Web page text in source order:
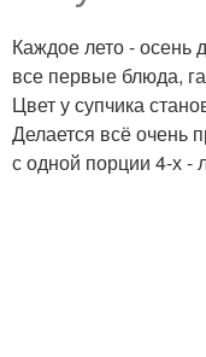
Каждое лето - осень
все первые блюда,
Цвет у супчика
Делается всё очень
с одной порции 4-х -